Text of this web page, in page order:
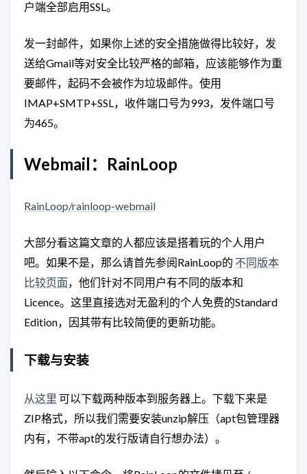
户端全部启用SSL。
发一封邮件，如果你上述的安全措施做得比较好，发
送给Gmail等对安全比较严格的邮箱，应该能够作为重
要邮件，起码不会被作为垃圾邮件。使用
IMAP+SMTP+SSL，收件端口号为993，发件端口号
为465。
Webmail：RainLoop
RainLoop/rainloop-webmail
大部分看这篇文章的人都应该是搭着玩的个人用户
吧。如果不是，那么请首先参阅RainLoop的 不同版本
比较页面，他们针对不同用户有不同的版本和
Licence。这里直接选对无盈利的个人免费的Standard
Edition，因其带有比较简便的更新功能。
下载与安装
从这里 可以下载两种版本到服务器上。下载下来是
ZIP格式，所以我们需要安装unzip解压（apt包管理器
内有，不带apt的发行版请自行想办法）。